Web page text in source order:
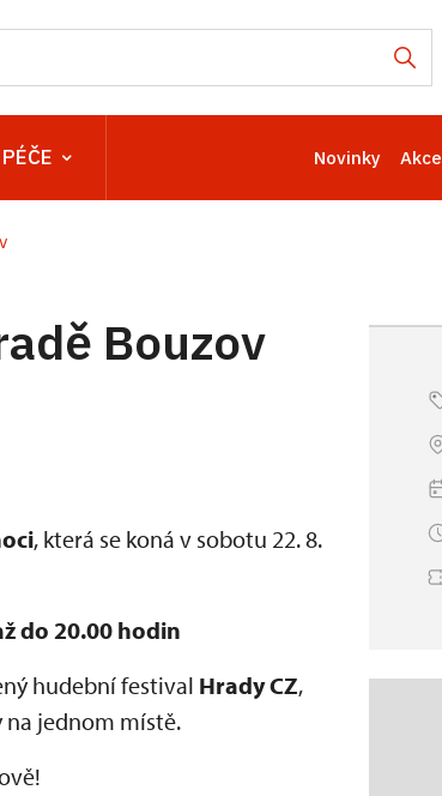
Novinky Akce
Bouzov
, která se koná v sobotu 22. 8.
do 20.00 hodin
hudební festival Hrady CZ,
jednom místě.